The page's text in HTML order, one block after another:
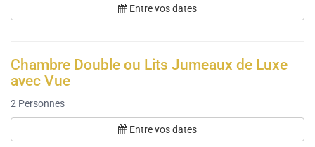
Entre vos dates
Chambre Double ou Lits Jumeaux de Luxe
avec Vue
2 Personnes
Entre vos dates